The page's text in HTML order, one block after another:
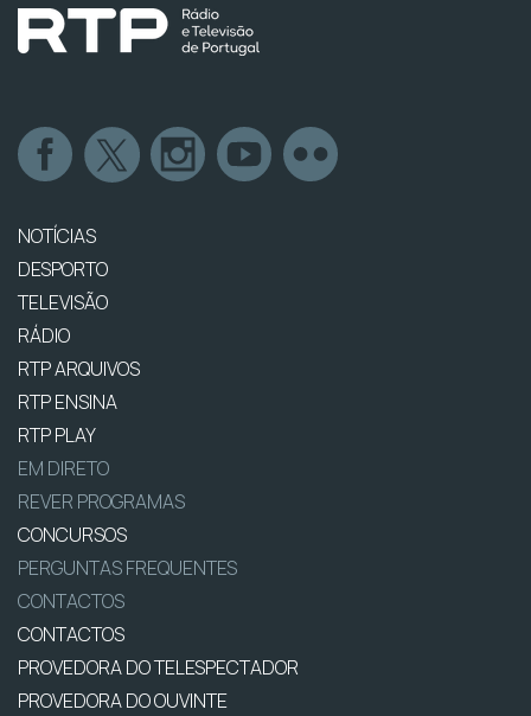
NOTÍCIAS
DESPORTO
TELEVISÃO
RÁDIO
RTP ARQUIVOS
RTP ENSINA
RTP PLAY
EM DIRETO
REVER PROGRAMAS
CONCURSOS
PERGUNTAS FREQUENTES
CONTACTOS
CONTACTOS
PROVEDORA DO TELESPECTADOR
PROVEDORA DO OUVINTE